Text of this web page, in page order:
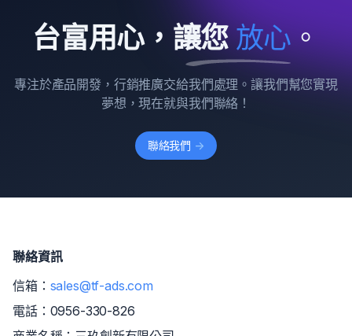
台富用心，讓您放心。
專注於產品開發，行銷推廣交給我們處理。讓我們幫您實現
夢想，現在就與我們聯絡！
聯絡我們 ->
聯絡資訊
信箱： sales@tf-ads.com
電話： 0956-330-826